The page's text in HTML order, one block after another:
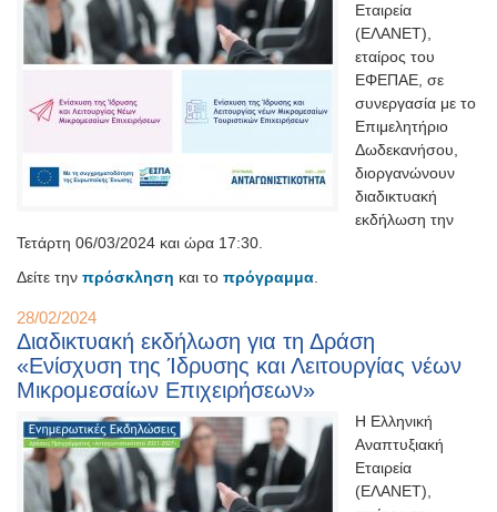
Εταιρεία
(ΕΛΑΝΕΤ),
εταίρος του
ΕΦΕΠΑΕ, σε
συνεργασία με το
Επιμελητήριο
Δωδεκανήσου,
διοργανώνουν
διαδικτυακή
εκδήλωση την
Τετάρτη 06/03/2024 και ώρα 17:30.
Δείτε την πρόσκληση και το πρόγραμμα
28/02/2024
Διαδικτυακή εκδήλωση για τη Δράση
«Ενίσχυση της Ίδρυσης και Λειτουργίας νέων
Μικρομεσαίων Επιχειρήσεων»
Η Ελληνική
Αναπτυξιακή
Εταιρεία
(ΕΛΑΝΕΤ),